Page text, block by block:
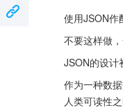
使用JSON作
不要这样做
JSON的设计
作为一种数
人类可读性